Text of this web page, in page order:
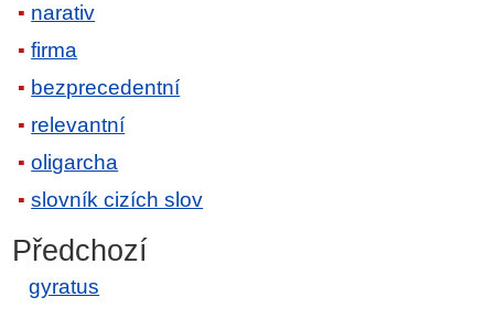
narativ
firma
bezprecedentní
relevantní
oligarcha
slovník cizích slov
Předchozí
gyratus